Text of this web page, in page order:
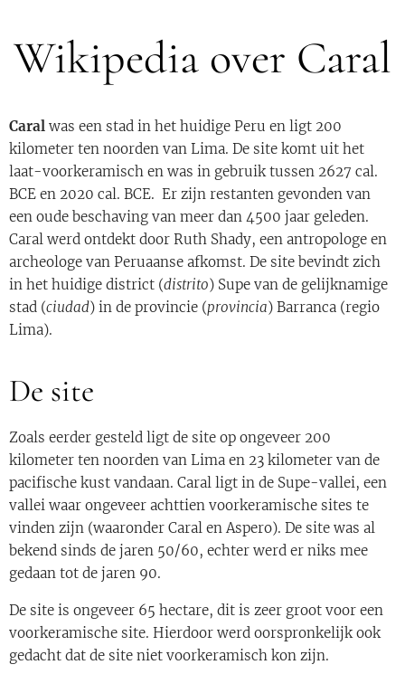
Wikipedia over Caral
Caral was een stad in het huidige Peru en ligt 200
kilometer ten noorden van Lima. De site komt uit het
laat-voorkeramisch en was in gebruik tussen 2627 cal.
BCE en 2020 cal. BCE. Er zijn restanten gevonden van
een oude beschaving van meer dan 4500 jaar geleden.
Caral werd ontdekt door Ruth Shady, een antropologe en
archeologe van Peruaanse afkomst. De site bevindt zich
in het huidige district (distrito) Supe van de gelijknamige
stad (ciudad) in de provincie (provincia) Barranca (regio
Lima).
De site
Zoals eerder gesteld ligt de site op ongeveer 200
kilometer ten noorden van Lima en 23 kilometer van de
pacifische kust vandaan. Caral ligt in de Supe-vallei, een
vallei waar ongeveer achttien voorkeramische sites te
vinden zijn (waaronder Caral en Aspero). De site was al
bekend sinds de jaren 50/60, echter werd er niks mee
gedaan tot de jaren 90.
De site is ongeveer 65 hectare, dit is zeer groot voor een
voorkeramische site. Hierdoor werd oorspronkelijk ook
gedacht dat de site niet voorkeramisch kon zijn.